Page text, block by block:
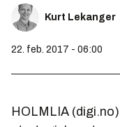
Kurt Lekanger
22. feb. 2017 - 06:00
HOLMLIA